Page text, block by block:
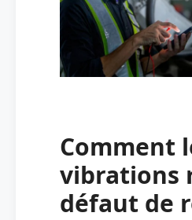
Comment
vibrations
défaut de